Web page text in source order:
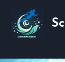
content